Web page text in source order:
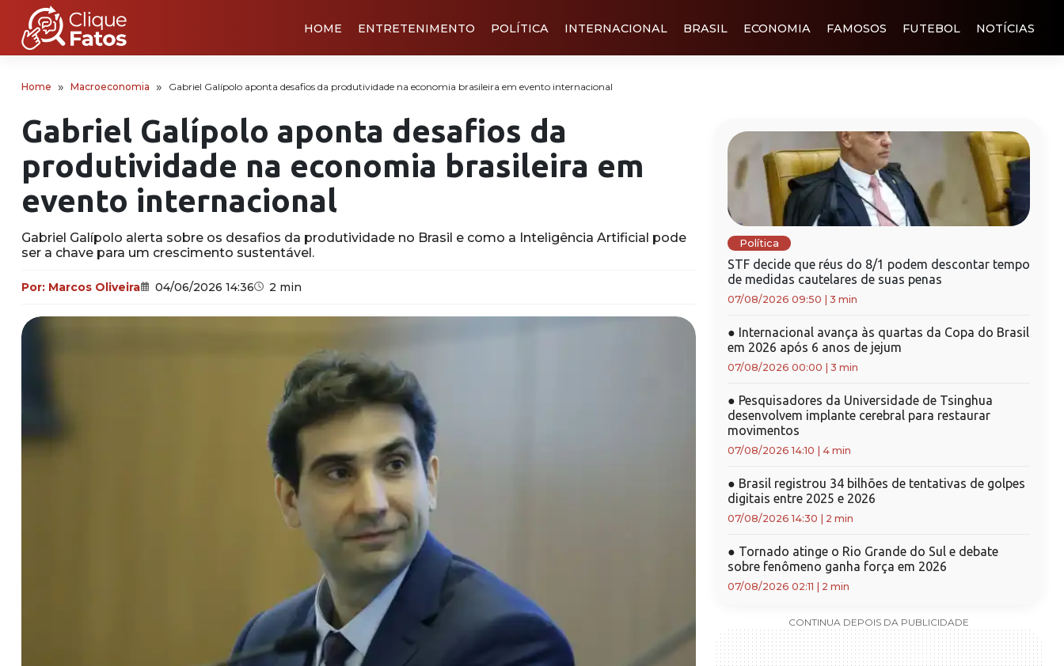
HOME ENTRETENIMENTO POLÍTICA INTERNACIONAL BRASIL ECONOMIA FAMOSOS FUTEBOL NOTÍCIAS
Home Macroeconomia Gabriel Galípolo aponta desafios da produtividade na economia brasileira em evento internacional
Gabriel Galípolo aponta desafios da
produtividade na economia brasileira em
evento internacional
Gabriel Galípolo alerta sobre os desafios da produtividade no Brasil e como a Inteligência Artificial pode
ser a chave para um crescimento sustentável.
Por: Marcos Oliveira 04/06/2026 14:36 2 min
Política
STF decide que réus do 8/1 podem descontar tempo
de medidas cautelares de suas penas
07/08/2026 09:50 3 min
● Internacional avança às quartas da Copa do Brasil
em 2026 após 6 anos de jejum
07/08/2026 00:00 3 min
● Pesquisadores da Universidade de Tsinghua
desenvolvem implante cerebral para restaurar
movimentos
07/08/2026 14:10 4 min
● Brasil registrou 34 bilhões de tentativas de golpes
digitais entre 2025 e 2026
07/08/2026 14:30 2 min
● Tornado atinge o Rio Grande do Sul e debate
sobre fenômeno ganha força em 2026
07/08/2026 02:11 2 min
CONTINUA DEPOIS DA PUBLICIDADE